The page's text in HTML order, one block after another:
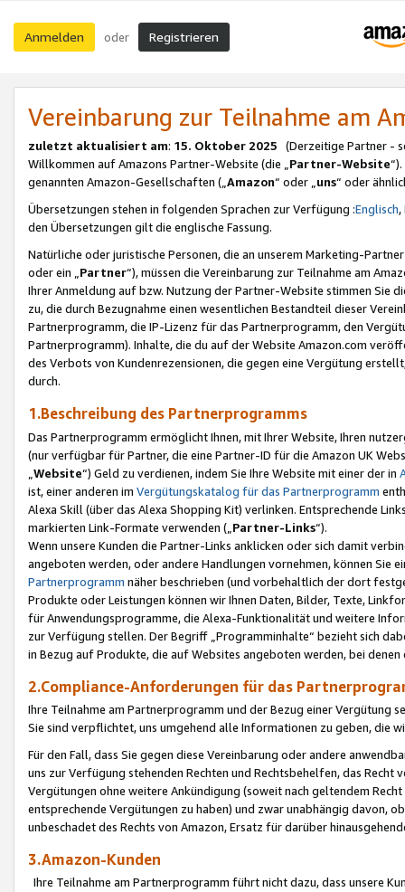
Anmelden oder Registrieren
Vereinbarung zur Teilnahme am
zuletzt aktualisiert am: 15. Oktober 2025 (Derzeitige Partner -
Willkommen auf Amazons Partner-Website (die „Partner-Website
genannten Amazon-Gesellschaften („Amazon“ oder „uns“ oder
Übersetzungen stehen in folgenden Sprachen zur Verfügung :Englisch,
den Übersetzungen gilt die englische Fassung.
Natürliche oder juristische Personen, die an unserem Marketing-
oder ein „Partner“), müssen die Vereinbarung zur Teilnahme am
Ihrer Anmeldung auf bzw. Nutzung der Partner-Website stimmen Sie
zu, die durch Bezugnahme einen wesentlichen Bestandteil dieser
Partnerprogramm, die IP-Lizenz für das Partnerprogramm, den
Partnerprogramm). Inhalte, die du auf der Website Amazon.com
des Verbots von Kundenrezensionen, die gegen eine Vergütung
durch.
1.Beschreibung des Partnerprogramms
Das Partnerprogramm ermöglicht Ihnen, mit Ihrer Website, Ihren
(nur verfügbar für Partner, die eine Partner-ID für die Amazon UK
Website“) Geld zu verdienen, indem Sie Ihre Website mit einer der in
ist, einer anderen im Vergütungskatalog für das Partnerprogramm
Alexa Skill (über das Alexa Shopping Kit) verlinken. Entsprechende
markierten Link-Formate verwenden („ Partner-Links“).
Wenn unsere Kunden die Partner-Links anklicken oder sich damit
angeboten werden, oder andere Handlungen vornehmen, können Sie
Partnerprogramm näher beschrieben (und vorbehaltlich der dort
Produkte oder Leistungen können wir Ihnen Daten, Bilder, Texte,
für Anwendungsprogramme, die Alexa-Funktionalität und weitere
zur Verfügung stellen. Der Begriff „Programminhalte“ bezieht sich
in Bezug auf Produkte, die auf Websites angeboten werden, bei
2.Compliance-Anforderungen für das
Ihre Teilnahme am Partnerprogramm und der Bezug einer Vergütung
Sie sind verpflichtet, uns umgehend alle Informationen zu geben, die
Für den Fall, dass Sie gegen diese Vereinbarung oder andere
uns zur Verfügung stehenden Rechten und Rechtsbehelfen, das
Vergütungen ohne weitere Ankündigung (soweit nach geltendem
entsprechende Vergütungen zu haben) und zwar unabhängig davon,
unbeschadet des Rechts von Amazon, Ersatz für darüber
3.Amazon-Kunden
Ihre Teilnahme am Partnerprogramm führt nicht dazu, dass unsere